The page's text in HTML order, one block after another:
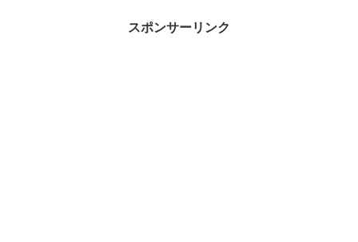
派？ PE派？ 道糸だけで
も...
スポンサーリンク